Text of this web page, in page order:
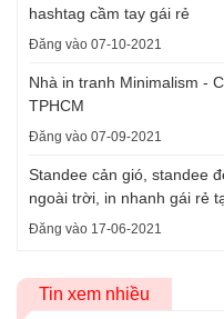
hashtag cầm tay gái rẻ
Đăng vào 07-10-2021
Nhà in tranh Minimalism -
TPHCM
Đăng vào 07-09-2021
Standee cản gió, standee
ngoài trời, in nhanh gái rẻ
Đăng vào 17-06-2021
Tin xem nhiều